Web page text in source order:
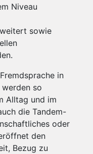
Niveau
sowie
in
so
Alltag und im
die Tandem-
oder
den
Bezug zu